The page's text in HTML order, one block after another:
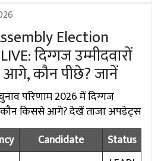
Election
दिग्गज उम्मीदवारों
आगे, कौन पीछे? जानें
परिणाम 2026 में दिग्गज
कौन किससे आगे? देखें ताजा अपडेट्स
Candidate
Status